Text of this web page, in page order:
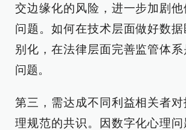
交边缘化的风险，进一步加剧
问题。如何在技术层面做好数
别化，在法律层面完善监管体
问题。
第三，需达成不同利益相关者
理规范的共识。因数字化心理